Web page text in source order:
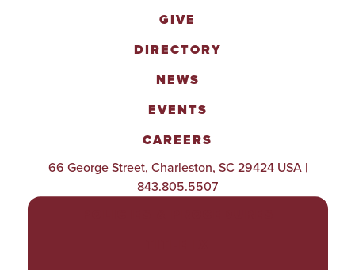
GIVE
DIRECTORY
NEWS
EVENTS
CAREERS
66 George Street, Charleston, SC 29424 USA |
843.805.5507